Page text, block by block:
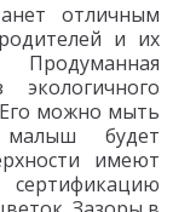
отличным
и их
экологичного
можно мыть
будет
имеют